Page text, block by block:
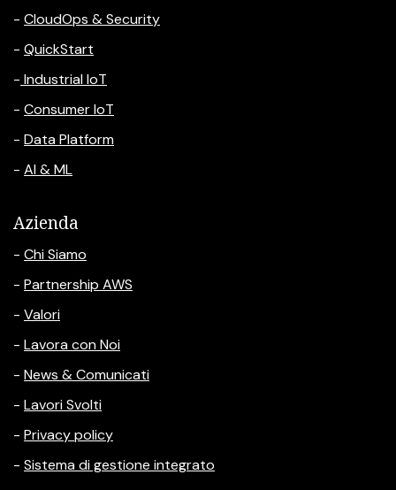
- CloudOps & Security
- QuickStart
- Industrial IoT
- Consumer IoT
- Data Platform
- AI & ML
Azienda
- Chi Siamo
- Partnership AWS
- Valori
- Lavora con Noi
- News & Comunicati
- Lavori Svolti
- Privacy policy
- Sistema di gestione integrato